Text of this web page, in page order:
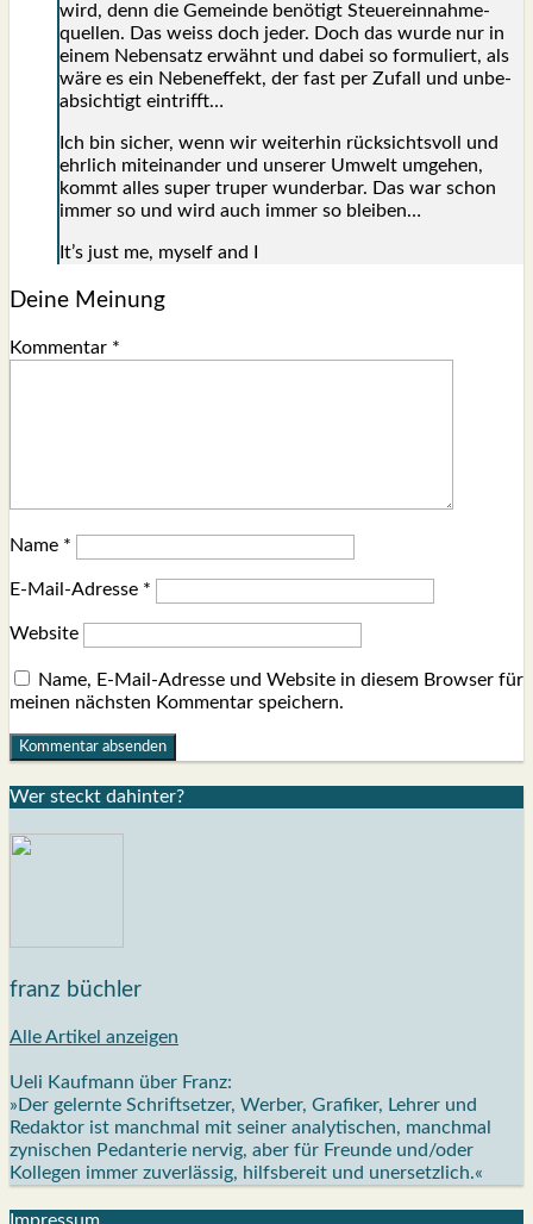
wird, denn die Gemein­de benö­tigt Steu­er­ein­nah­me­
quel­len. Das weiss doch jeder. Doch das wur­de nur in
einem Neben­satz erwähnt und dabei so for­mu­liert, als
wäre es ein Neben­ef­fekt, der fast per Zufall und unbe­
ab­sich­tigt ein­trifft…
Ich bin sicher, wenn wir wei­ter­hin rück­sichts­voll und
ehr­lich mit­ein­an­der und unse­rer Umwelt umge­hen,
kommt alles super tru­per wun­der­bar. Das war schon
immer so und wird auch immer so blei­ben…
It’s just me, mys­elf and I
Deine Meinung
Kommentar *
Name *
E-Mail-Adresse *
Website
Name, E-Mail-Adresse und Website in diesem Browser für
meinen nächsten Kommentar speichern.
Wer steckt dahin­ter?
franz büchler
Alle Artikel anzeigen
Ueli Kaufmann über Franz:
»Der gelernte Schriftsetzer, Werber, Grafiker, Lehrer und
Redaktor ist manchmal mit seiner analytischen, manchmal
zynischen Pedanterie nervig, aber für Freunde und/oder
Kollegen immer zuverlässig, hilfsbereit und unersetzlich.«